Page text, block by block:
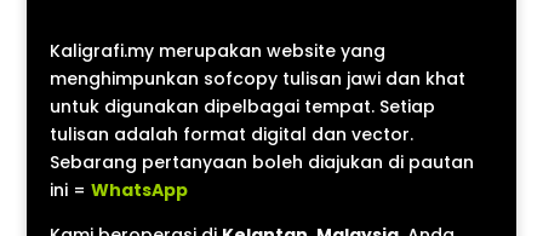
Kaligrafi.my merupakan website yang
menghimpunkan sofcopy tulisan jawi dan khat
untuk digunakan dipelbagai tempat. Setiap
tulisan adalah format digital dan vector.
Sebarang pertanyaan boleh diajukan di pautan
ini = WhatsApp